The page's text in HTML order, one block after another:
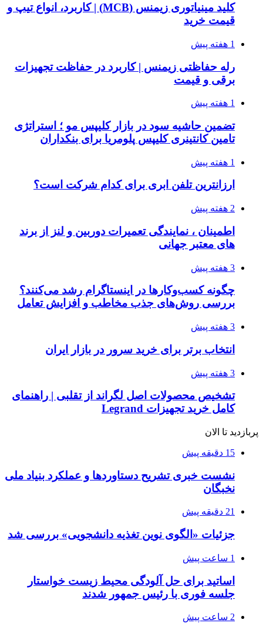
کلید مینیاتوری زیمنس (MCB) | کاربرد، انواع تیپ و
قیمت خرید
1 هفته پیش
رله حفاظتی زیمنس | کاربرد در حفاظت تجهیزات
برقی و قیمت
1 هفته پیش
تضمین حاشیه سود در بازار کلیپس مو ؛ استراتژی
تامین کانتینری کلیپس پلومریا برای بنکداران
1 هفته پیش
ارزانترین تلفن ابری برای کدام شرکت است؟
2 هفته پیش
اطمینان ، نمایندگی تعمیرات دوربین و لنز از برند
های معتبر جهانی
3 هفته پیش
چگونه کسب‌وکارها در اینستاگرام رشد می‌کنند؟
بررسی روش‌های جذب مخاطب و افزایش تعامل
3 هفته پیش
انتخاب برتر برای خرید سرور در بازار ایران
3 هفته پیش
تشخیص محصولات اصل لگراند از تقلبی | راهنمای
کامل خرید تجهیزات Legrand
پربازدید تا الان
15 دقیقه پیش
نشست خبری تشریح دستاوردها و عملکرد بنیاد ملی
نخبگان
21 دقیقه پیش
جزئیات «الگوی نوین تغذیه دانشجویی» بررسی شد
1 ساعت پیش
اساتید برای حل آلودگی محیط زیست خواستار
جلسه فوری با رئیس جمهور شدند
2 ساعت پیش